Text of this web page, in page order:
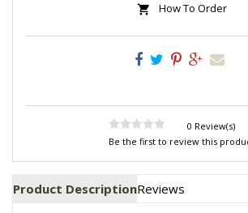
How To Order
0 Review(s)
Be the first to review this
Product DescriptionReviews